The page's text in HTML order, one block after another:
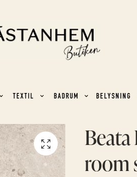
TEXTIL BADRUM BELYSNING
Beata
room